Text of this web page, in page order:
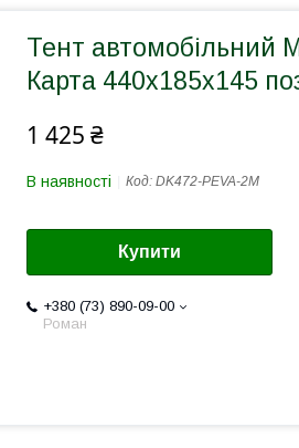
Тент автомобільний
Карта 440х185х145
1 425 ₴
В наявності Код: DK472-PEVA-2M
Купити
+380 (73) 890-09-00
Роман